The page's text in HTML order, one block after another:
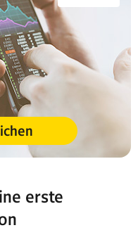
erste